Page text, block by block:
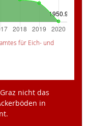
für Eich- und
nicht das
in